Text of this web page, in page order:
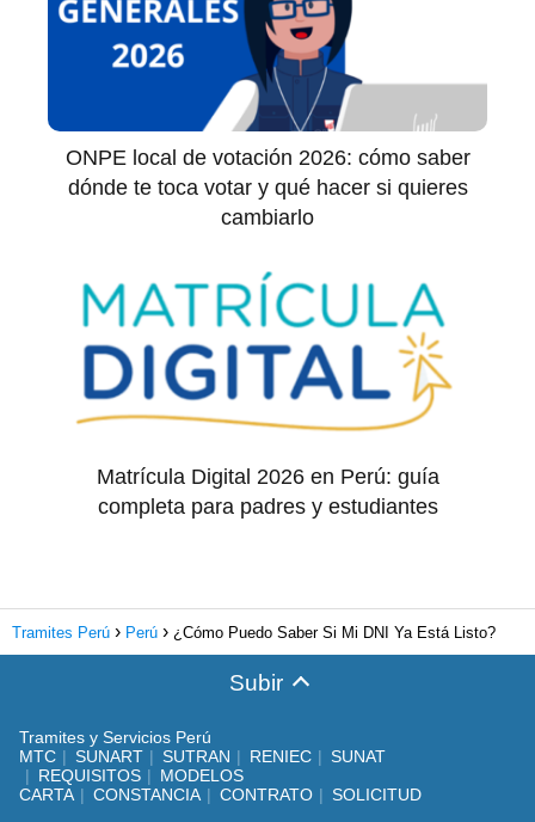
ONPE local de votación 2026: cómo saber
dónde te toca votar y qué hacer si quieres
cambiarlo
Matrícula Digital 2026 en Perú: guía
completa para padres y estudiantes
Tramites Perú Perú ¿Cómo Puedo Saber Si Mi DNI Ya Está Listo?
Subir
Tramites y Servicios Perú
MTC
SUNART SUTRAN RENIEC
SUNAT
REQUISITOS
MODELOS
CARTA
CONSTANCIA CONTRATO SOLICITUD